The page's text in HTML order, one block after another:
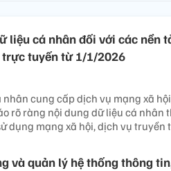
liệu cá nhân đối với các nền
tuyến từ 1/1/2026
cung cấp dịch vụ mạng xã
rõ ràng nội dung dữ liệu cá nhân
dụng mạng xã hội, dịch vụ truyền
và quản lý hệ thống thông